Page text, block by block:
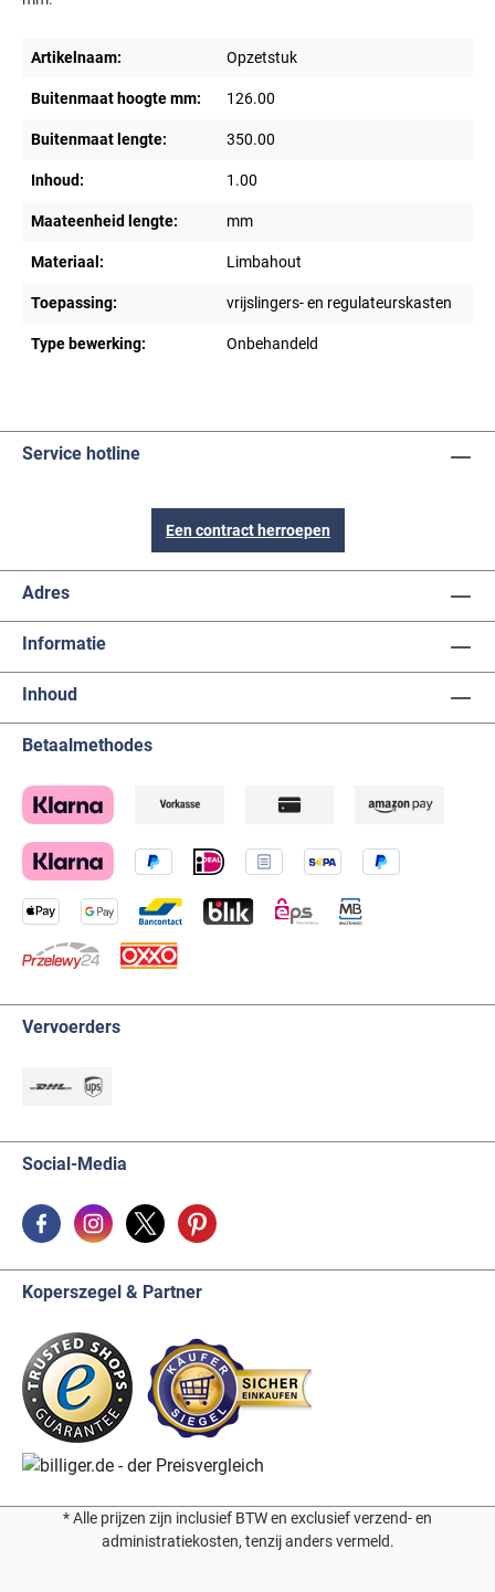
Artikelnaam: Opzetstuk
Buitenmaat hoogte mm: 126.00
Buitenmaat lengte: 350.00
Inhoud: 1.00
Maateenheid lengte: mm
Materiaal: Limbahout
Toepassing: vrijslingers- en regulateurskasten
Type bewerking: Onbehandeld
Service hotline
Een contract herroepen
Adres
Informatie
Inhoud
Betaalmethodes
Vervoerders
Social-Media
Koperszegel & Partner
* Alle prijzen zijn inclusief BTW en exclusief verzend- en
administratiekosten, tenzij anders vermeld.